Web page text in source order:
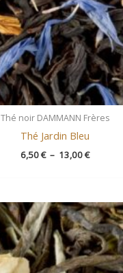
Thé noir DAMMANN Frères
Thé Jardin Bleu
6,50€ – 13,00€
Plage
de
prix :
11,50 €
à
29,00 €